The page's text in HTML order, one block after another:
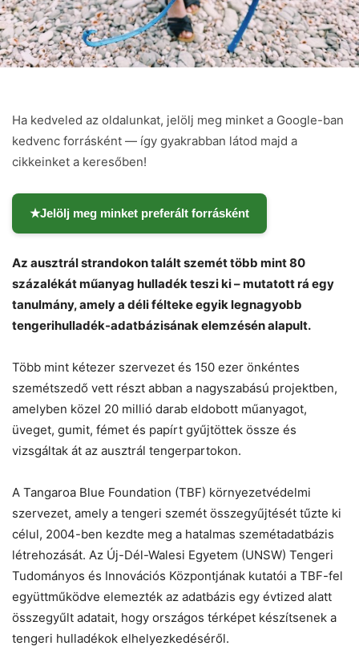
Ha kedveled az oldalunkat, jelölj meg minket a Google-ban
kedvenc forrásként — így gyakrabban látod majd a
cikkeinket a keresőben!
★Jelölj meg minket preferált forrásként
Az ausztrál strandokon talált szemét több mint 80
százalékát műanyag hulladék teszi ki – mutatott rá egy
tanulmány, amely a déli félteke egyik legnagyobb
tengerihulladék-adatbázisának elemzésén alapult.
Több mint kétezer szervezet és 150 ezer önkéntes
szemétszedő vett részt abban a nagyszabású projektben,
amelyben közel 20 millió darab eldobott műanyagot,
üveget, gumit, fémet és papírt gyűjtöttek össze és
vizsgáltak át az ausztrál tengerpartokon.
A Tangaroa Blue Foundation (TBF) környezetvédelmi
szervezet, amely a tengeri szemét összegyűjtését tűzte ki
célul, 2004-ben kezdte meg a hatalmas szemétadatbázis
létrehozását. Az Új-Dél-Walesi Egyetem (UNSW) Tengeri
Tudományos és Innovációs Központjának kutatói a TBF-fel
együttműködve elemezték az adatbázis egy évtized alatt
összegyűlt adatait, hogy országos térképet készítsenek a
tengeri hulladékok elhelyezkedéséről.
Helló! Miben segíthetek ma?